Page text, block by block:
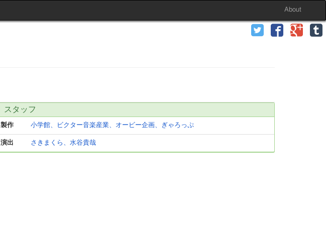
About
スタッフ
製作 小学館、ビクター音楽産業、オービー企画、ぎゃろっぷ
演出 さきまくら、水谷貴哉